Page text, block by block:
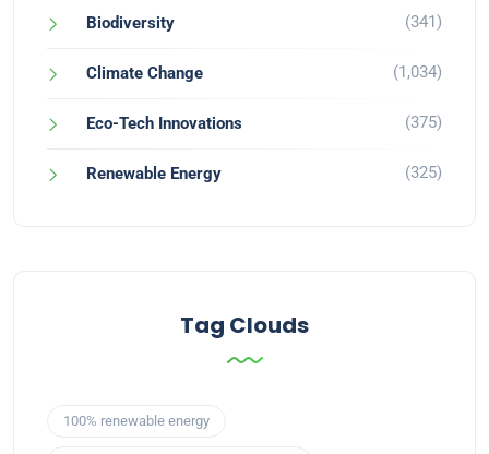
Biodiversity (341)
Climate Change (1,034)
Eco-Tech Innovations (375)
Renewable Energy (325)
Tag Clouds
100% renewable energy